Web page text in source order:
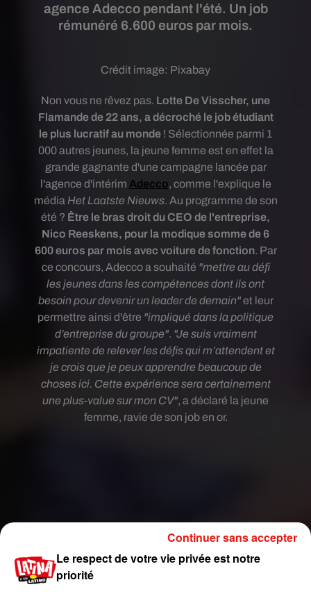
agence Adecco pendant l'été. Un job
rémunéré 6.600 euros par mois.
Crédit image: Pixabay
Non vous ne rêvez pas. Lotte De Visscher, une
Flamande de 22 ans, a décroché le job étudiant
le plus lucratif au monde ! Sélectionnée parmi 1
000 autres jeunes, la jeune femme est en effet la
grande gagnante d'une campagne lancée par
l'agence d'intérim Adecco, comme l'explique le
média Het Laatste Nieuws. Au programme de son
été ? Être le bras droit du CEO de l'entreprise,
Nico Reeskens, pour la modique somme de 6
600 euros par mois avec voiture de fonction. Par
ce concours, Adecco a souhaité "mettre au défi
les jeunes dans les compétences dont ils ont
besoin pour devenir un leader de demain"et leur
permettre ainsi d'être "impliqué dans la politique
d’entreprise du groupe". "Je suis vraiment
impatiente de relever les défis qui m’attendent et
je crois que je peux apprendre beaucoup de
choses ici. Cette expérience sera certainement
une plus-value sur mon CV", a déclaré la jeune
femme, ravie de son job en or.
Le respect de votre vie privée est notre
priorité
Continuer sans accepter